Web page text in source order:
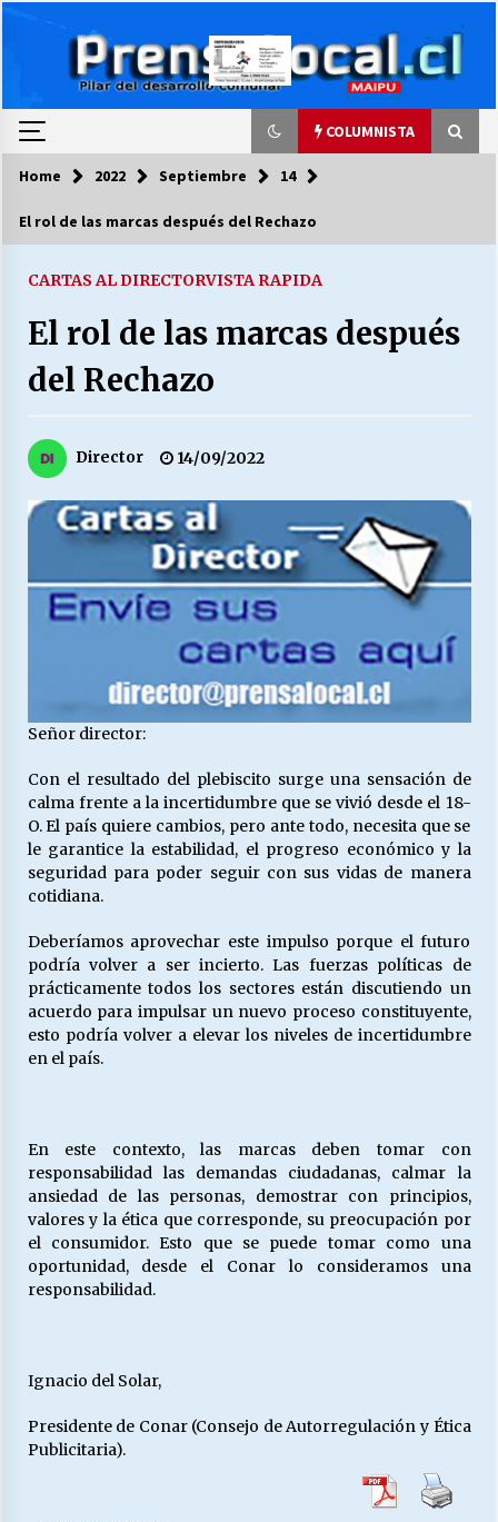
COLUMNISTA
COLUMNISTA
cuándo van a bajar?
LA DC POR SIEMPRE.RECORDANDO 69 AÑOS DE
HISTORIA
“ORGULLOSOS DE SER DC” SALUDA EL
27/07/2026
MUNICIPALIDAD, TRABAJADORES, CLIMA
LABORAL:
13/07/2026
Escuela hospitalaria El Carmen de Maipu.
25/06/2026
23/06/2026
VOLVER A SER ALTERNATIVA
16/06/2026
MUNICIPALIDADES, HONORARIOS, DESPIDOS
28/05/2026
S.O.S. a los ricos, Save Our Souls (Salvar
30/04/2026
¿Asesores con doble sueldo?
Home 2022 Septiembre 14
El rol de las marcas después del Rechazo
CARTAS AL DIRECTORVISTA RAPIDA
El rol de las marcas después
del Rechazo
Director 14/09/2022
Señor director:
Con el resultado del plebiscito surge una sensación de
calma frente a la incertidumbre que se vivió desde el 18-
O. El país quiere cambios, pero ante todo, necesita que se
le garantice la estabilidad, el progreso económico y la
seguridad para poder seguir con sus vidas de manera
cotidiana.
Deberíamos aprovechar este impulso porque el futuro
podría volver a ser incierto. Las fuerzas políticas de
prácticamente todos los sectores están discutiendo un
acuerdo para impulsar un nuevo proceso constituyente,
esto podría volver a elevar los niveles de incertidumbre
en el país.
En este contexto, las marcas deben tomar con
responsabilidad las demandas ciudadanas, calmar la
ansiedad de las personas, demostrar con principios,
valores y la ética que corresponde, su preocupación por
el consumidor. Esto que se puede tomar como una
oportunidad, desde el Conar lo consideramos una
responsabilidad.
Ignacio del Solar,
Presidente de Conar (Consejo de Autorregulación y Ética
Publicitaria).